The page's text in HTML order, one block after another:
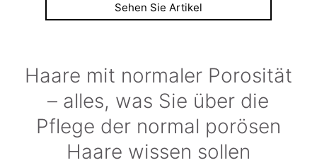
Sehen Sie Artikel
Haare mit normaler Porosität
– alles, was Sie über die
Pflege der normal porösen
Haare wissen sollen